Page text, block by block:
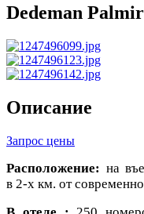
Dedeman
Описание
Запрос цены
Расположение: на
в 2-х км. от